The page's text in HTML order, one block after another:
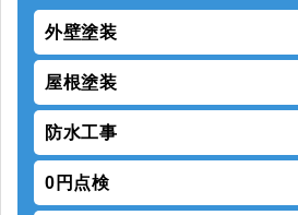
外壁塗装
屋根塗装
防水工事
0円点検